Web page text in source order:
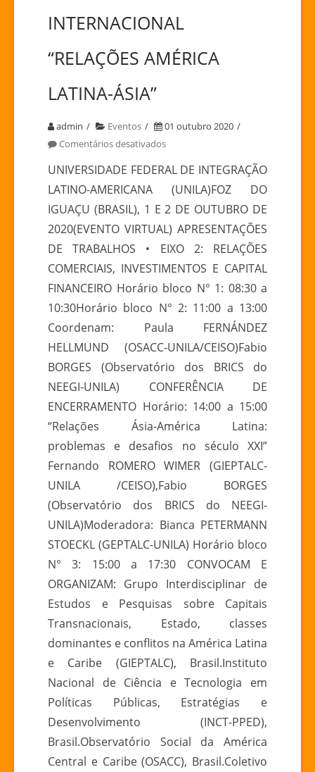
INTERNACIONAL
“RELAÇÕES AMÉRICA
LATINA-ÁSIA”
admin Eventos
01 outubro 2020
Comentários desativadosem
DE
OUTUBRO
|
I
CONFERÊNCIA
INTERNACIONAL
“RELAÇÕES
AMÉRICA
UNIVERSIDADE FEDERAL DE INTEGRAÇÃO
LATINO-AMERICANA (UNILA)FOZ DO
IGUAÇU (BRASIL), 1 E 2 DE OUTUBRO DE
2020(EVENTO VIRTUAL) APRESENTAÇÕES
DE TRABALHOS • EIXO 2: RELAÇÕES
COMERCIAIS, INVESTIMENTOS E CAPITAL
FINANCEIRO Horário bloco N° 1: 08:30 a
10:30Horário bloco N° 2: 11:00 a 13:00
Coordenam: Paula FERNÁNDEZ
HELLMUND (OSACC-UNILA/CEISO)Fabio
BORGES (Observatório dos BRICS do
NEEGI-UNILA) CONFERÊNCIA DE
ENCERRAMENTO Horário: 14:00 a 15:00
“Relações Ásia-América Latina:
problemas e desafios no século XXI”
Fernando ROMERO WIMER (GIEPTALC-
UNILA /CEISO),Fabio BORGES
(Observatório dos BRICS do NEEGI-
UNILA)Moderadora: Bianca PETERMANN
STOECKL (GEPTALC-UNILA) Horário bloco
N° 3: 15:00 a 17:30 CONVOCAM E
ORGANIZAM: Grupo Interdisciplinar de
Estudos e Pesquisas sobre Capitais
Transnacionais, Estado, classes
dominantes e conflitos na América Latina
e Caribe (GIEPTALC), Brasil.Instituto
Nacional de Ciência e Tecnologia em
Políticas Públicas, Estratégias e
Desenvolvimento (INCT-PPED),
Brasil.Observatório Social da América
Central e Caribe (OSACC), Brasil.Coletivo